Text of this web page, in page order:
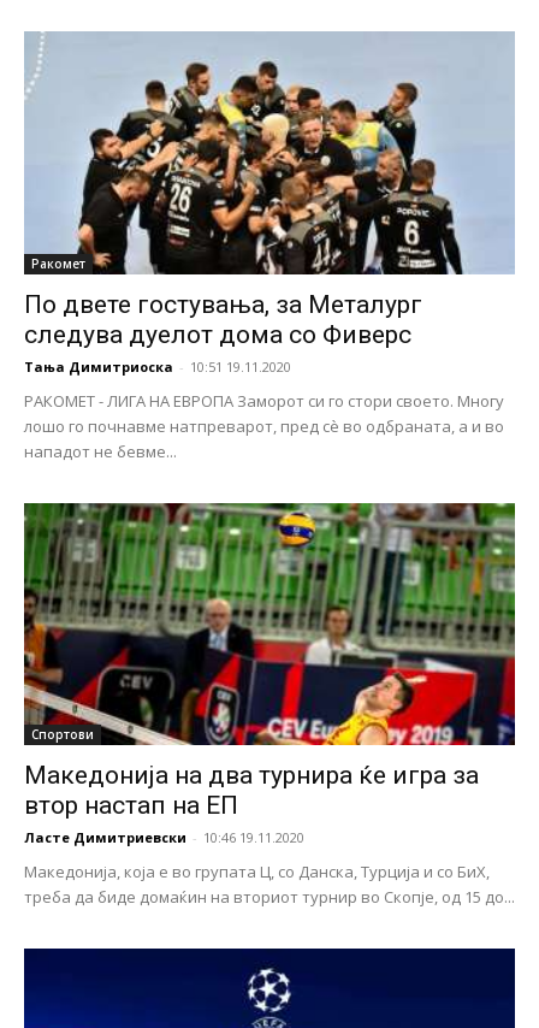
Ракомет
По двете гостувања, за Металург
следува дуелот дома со Фиверс
Тања Димитриоска - 10:51 19.11.2020
РАКОМЕТ - ЛИГА НА ЕВРОПА Заморот си го стори своето. Многу
лошо го почнавме натпреварот, пред сѐ во одбраната, а и во
нападот не бевме...
Спортови
Македонија на два турнира ќе игра за
втор настап на ЕП
Ласте Димитриевски - 10:46 19.11.2020
Македонија, која е во групата Ц, со Данска, Турција и со БиХ,
треба да биде домаќин на вториот турнир во Скопје, од 15 до...